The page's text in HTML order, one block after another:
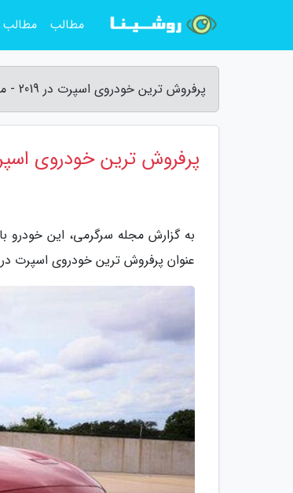
پرفروش ترین خودروی اسپرت در 2019 - مجله سرگرمی
پرفروش ترین خودروی اسپرت
عنوان پرفروش ترین خودروی اسپرت
مطالب